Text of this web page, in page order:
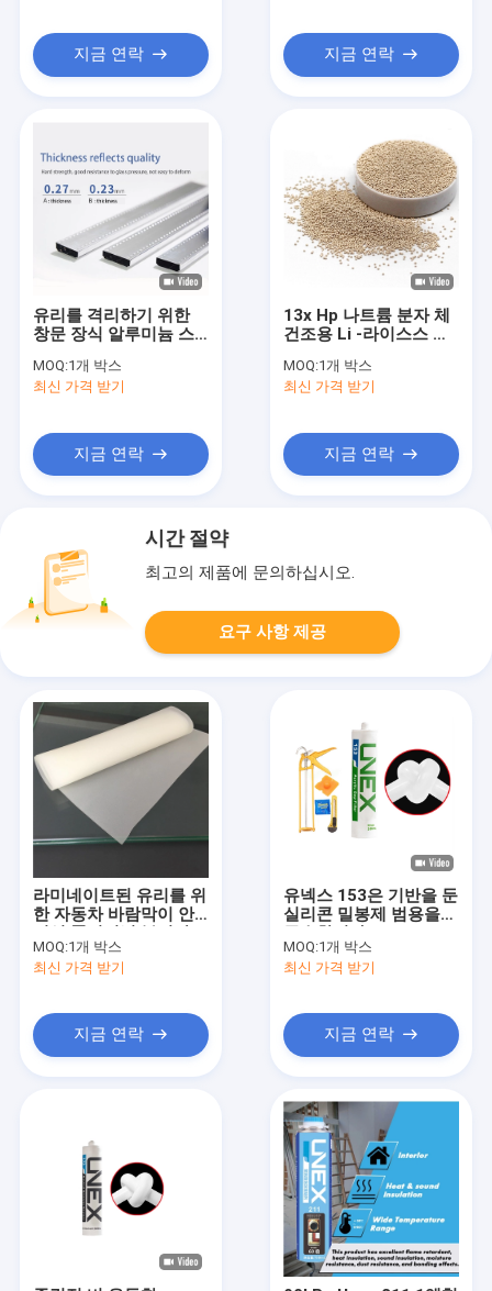
지금 연락 지금 연락
유리를 격리하기 위한
창문 장식 알루미늄 스
MOQ:1개 박스
최신 가격 받기
지금 연락
13x Hp 나트륨 분자 체
건조용 Li -라이스스 리
0.8mm 1.6-2.5mm
MOQ:1개 박스
최신 가격 받기
지금 연락
시간 절약
최고의 제품에 문의하십시오.
요구 사항 제공
라미네이트된 유리를 위
한 자동차 바람막이 안
영화
MOQ:1개 박스
최신 가격 받기
지금 연락
유넥스 153은 기반을 둔
실리콘 밀봉제 범용을
MOQ:1개 박스
최신 가격 받기
지금 연락